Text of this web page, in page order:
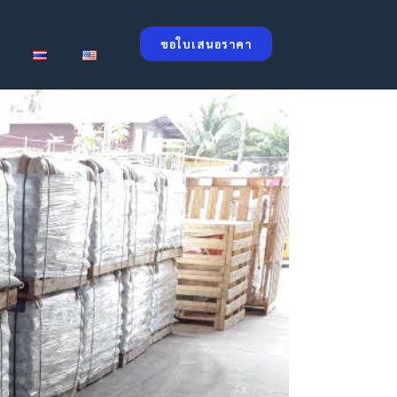
ขอใบเสนอราคา